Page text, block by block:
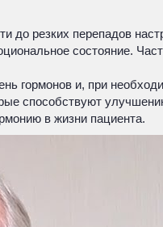
до резких перепадов
состояние.
гормонов и, при
способствуют
в жизни пациента.